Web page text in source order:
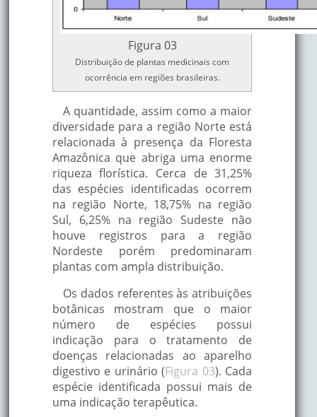
Região
Amazônica
malária,analgésica,
anestésica, afecções
contusões,
dores lombares,
cabeça.
Pariparoba
Região
Amazônica,
Brasil
Diurética, antiepiléptica,
antipirética, erisipela,
filariose, hepáticas,
pancreáticas,
antimalárica.
Diurética, anti-diarréica,
expectorante,
cicatrizante, bronquite
crônica, úlceras pépticas,
conjuntivite, amigdalite,
faringite, gengivite,
estomatite, traqueíte,
hipertensão,
Capim-cidreira
Países
tropicais,
inclusive
Calmante, espasmolítica,
analgésico, cólicas
intestinais.
Figura 03
Distribuição de plantas medicinais com
ocorrência em regiões brasileiras.
A quantidade, assim como a maior
diversidade para a região Norte está
relacionada à presença da Floresta
Amazônica que abriga uma enorme
riqueza florística. Cerca de 31,25%
das espécies identificadas ocorrem
na região Norte, 18,75% na região
Sul, 6,25% na região Sudeste não
houve registros para a região
Nordeste porém predominaram
plantas com ampla distribuição.
Os dados referentes às atribuições
botânicas mostram que o maior
número de espécies possui
indicação para o tratamento de
doenças relacionadas ao aparelho
digestivo e urinário (Figura 03). Cada
espécie identificada possui mais de
uma indicação terapêutica.